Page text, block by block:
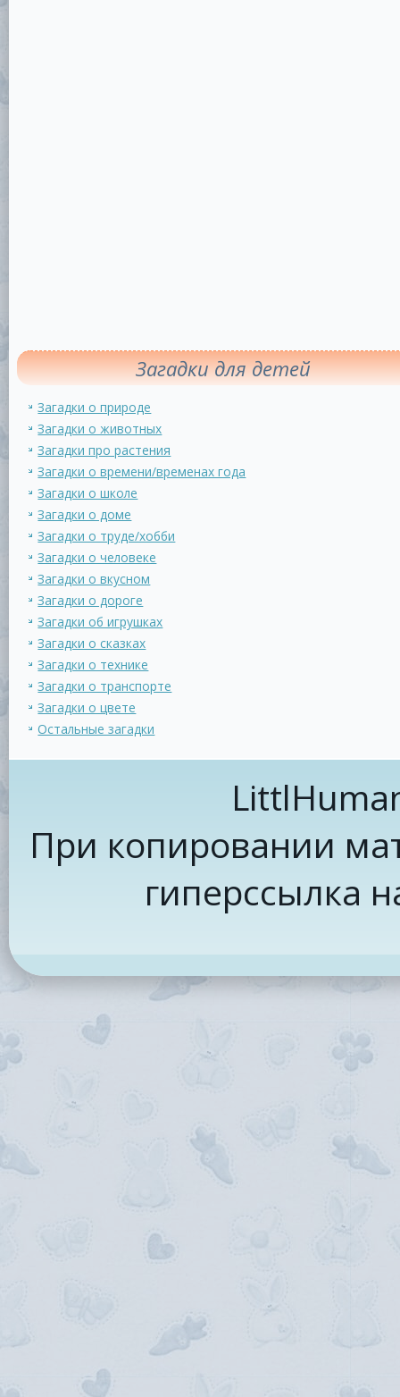
Загадки для детей
Загадки о природе
Загадки о животных
Загадки про растения
Загадки о времени/временах года
Загадки о школе
Загадки о доме
Загадки о труде/хобби
Загадки о человеке
Загадки о вкусном
Загадки о дороге
Загадки об игрушках
Загадки о сказках
Загадки о технике
Загадки о транспорте
Загадки о цвете
Остальные загадки
При копировании
гиперссылка